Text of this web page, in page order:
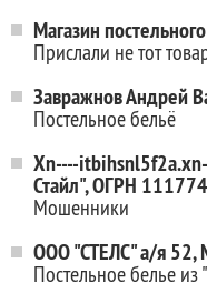
Магазин
Прислали не тот
Завражнов Андрей
Постельное бельё
Xn----
Стайл", ОГРН
Мошенники
ООО "СТЕЛС" а/я 52,
Постельное белье из